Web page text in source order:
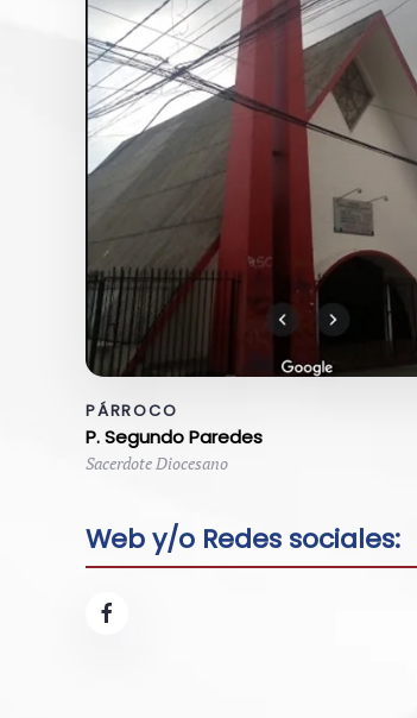
PÁRROCO
P. Segundo Paredes
Sacerdote Diocesano
Web y/o Redes sociales: